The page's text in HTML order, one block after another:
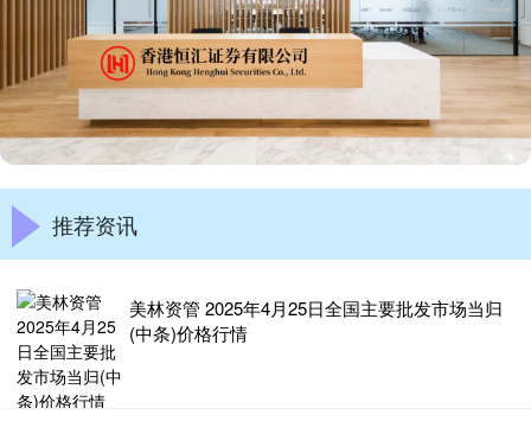
推荐资讯
美林资管 2025年4月25日全国主要批发市场当归
(中条)价格行情